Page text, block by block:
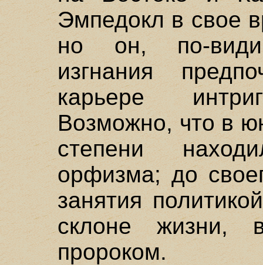
Эмпедокл в свое
но он, по-
изгнания
карьере
Возможно, что в
степени
орфизма; до
занятия
склоне жизни,
пророком.